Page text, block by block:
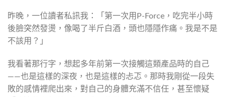
昨晚，一位讀者私訊我：「第一次用P-Force，吃完半小時
後臉突然發燙，像喝了半斤白酒，頭也隱隱作痛。我是不是
不該用？」
我看著那行字，想起多年前第一次接觸這類產品時的自己
——也是這樣的深夜，也是這樣的忐忑。那時我剛從一段失
敗的感情裡爬出來，對自己的身體充滿不信任，甚至懷疑